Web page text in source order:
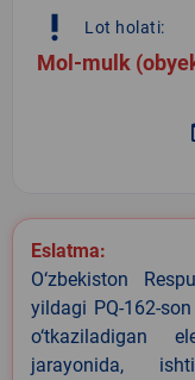
priority_high Lot holati:
Mol-mulk
Eslatma:
O‘zbekiston
yildagi PQ-162-
o‘tkaziladigan
jarayonida,